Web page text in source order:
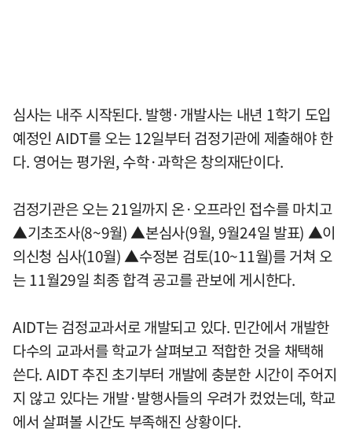
심사는 내주 시작된다. 발행·개발사는 내년 1학기 도입
예정인 AIDT를 오는 12일부터 검정기관에 제출해야 한
다. 영어는 평가원, 수학·과학은 창의재단이다.
검정기관은 오는 21일까지 온·오프라인 접수를 마치고
▲기초조사(8~9월) ▲본심사(9월, 9월24일 발표) ▲이
의신청 심사(10월) ▲수정본 검토(10~11월)를 거쳐 오
는 11월29일 최종 합격 공고를 관보에 게시한다.
AIDT는 검정교과서로 개발되고 있다. 민간에서 개발한
다수의 교과서를 학교가 살펴보고 적합한 것을 채택해
쓴다. AIDT 추진 초기부터 개발에 충분한 시간이 주어지
지 않고 있다는 개발·발행사들의 우려가 컸었는데, 학교
에서 살펴볼 시간도 부족해진 상황이다.